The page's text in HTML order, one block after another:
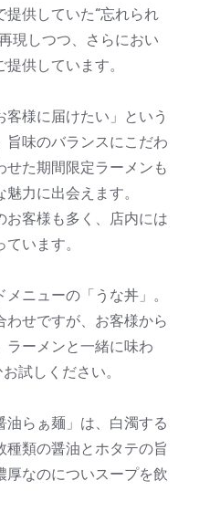
供していた“忘れられ
現しつつ、さらにおい
供しています。
客様に届けたい」という
旨味のバランスにこだわ
せた期間限定ラーメンも
力に出会えます。
お客様も多く、店内には
います。
ニューの「うな丼」。
わせですが、お客様から
ラーメンと一緒に味わ
試しください。
油らぁ麺」は、白濁する
種類の醤油とホタテの旨
厚なのについスープを飲